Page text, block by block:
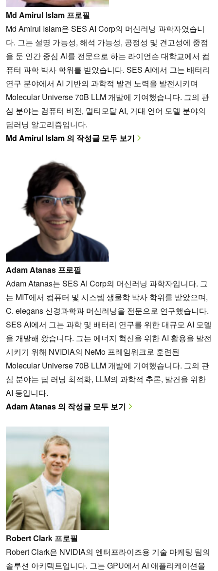
Md Amirul Islam 프로필
Md Amirul Islam은 SES AI Corp의 머신러닝 과학자였습니
다. 그는 설명 가능성, 해석 가능성, 공정성 및 견고성에 중점
을 둔 인간 중심 AI를 전문으로 하는 라이언슨 대학교에서 컴
퓨터 과학 박사 학위를 받았습니다. SES AI에서 그는 배터리
연구 분야에서 AI 기반의 과학적 발견 노력을 발전시키며
Molecular Universe 70B LLM 개발에 기여했습니다. 그의 관
심 분야는 컴퓨터 비전, 멀티모달 AI, 거대 언어 모델 분야의
딥러닝 알고리즘입니다.
Md Amirul Islam 의 작성글 모두 보기
Adam Atanas 프로필
Adam Atanas는 SES AI Corp의 머신러닝 과학자입니다. 그
는 MIT에서 컴퓨터 및 시스템 생물학 박사 학위를 받았으며,
C. elegans 신경과학과 머신러닝을 전문으로 연구했습니다.
SES AI에서 그는 과학 및 배터리 연구를 위한 대규모 AI 모델
을 개발해 왔습니다. 그는 에너지 혁신을 위한 AI 활용을 발전
시키기 위해 NVIDIA의 NeMo 프레임워크로 훈련된
Molecular Universe 70B LLM 개발에 기여했습니다. 그의 관
심 분야는 딥 러닝 최적화, LLM의 과학적 추론, 발견을 위한
AI 등입니다.
Adam Atanas 의 작성글 모두 보기
Robert Clark 프로필
Robert Clark은 NVIDIA의 엔터프라이즈용 기술 마케팅 팀의
솔루션 아키텍트입니다. 그는 GPU에서 AI 애플리케이션을